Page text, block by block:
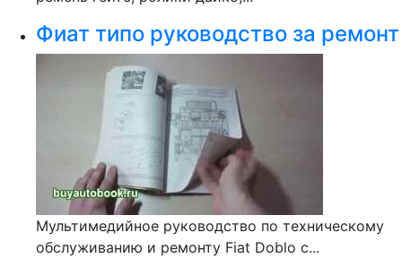
Фиат типо руководство за ремонт
Мультимедийное руководство по техническому
обслуживанию и ремонту Fiat Doblo с...